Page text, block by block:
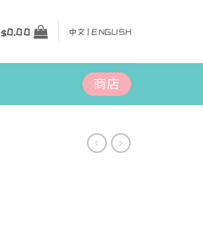
$0.00 中文 | ENGLISH
商店